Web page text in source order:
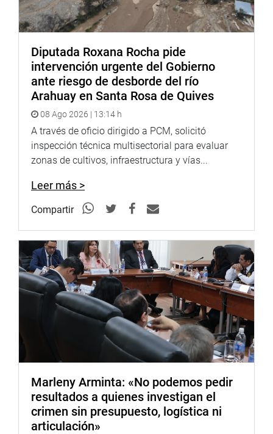
que involucra la donación de órganos».
«En países con altas tasas de donación, se implementan
políticas educativas para que todas las personas puedan
tener acceso a la información sobre donación de órganos,
realizando capacitaciones y campañas para concientizar
a las personas respecto a la importancia que tiene la
donación de órganos y su impacto positivo en la
sociedad», informó.
Lima, 12 de abril de 2023
DESPACHO DE LA CONGRESISTA NORMA YARROW
Diputada Roxana Rocha pide
intervención urgente del Gobierno
ante riesgo de desborde del río
Arahuay en Santa Rosa de Quives
08 Ago 2026 | 13:14 h
A través de oficio dirigido a PCM, solicitó
inspección técnica multisectorial para evaluar
zonas de cultivos, infraestructura y vías...
Leer más >
Compartir
Marleny Arminta: «No podemos pedir
resultados a quienes investigan el
crimen sin presupuesto, logística ni
articulación»